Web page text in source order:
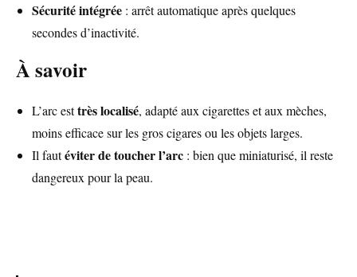
Sécurité intégrée : arrêt automatique après quelques
secondes d’inactivité.
À savoir
L’arc esttrès localisé, adapté aux cigarettes et aux mèches,
moins efficace sur les gros cigares ou les objets larges.
Il fautéviter de toucher l’arc : bien que miniaturisé, il reste
dangereux pour la peau.